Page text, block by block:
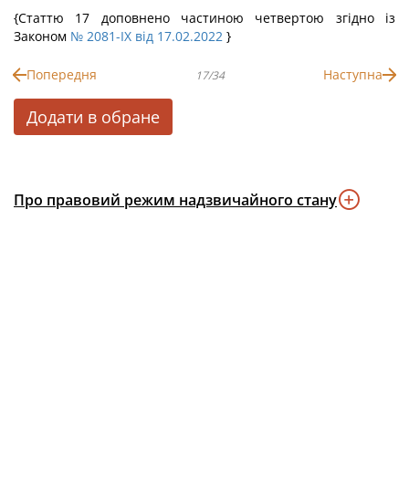
{Статтю 17 доповнено частиною четвертою згідно із
Законом № 2081-IX від 17.02.2022 }
Попередня 17/34 Наступна
Додати в обране
Про правовий режим надзвичайного стану